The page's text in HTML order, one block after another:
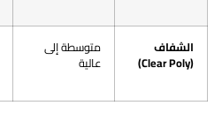
الشفاف
(Clear Poly)
متوسطة إلى
عالية